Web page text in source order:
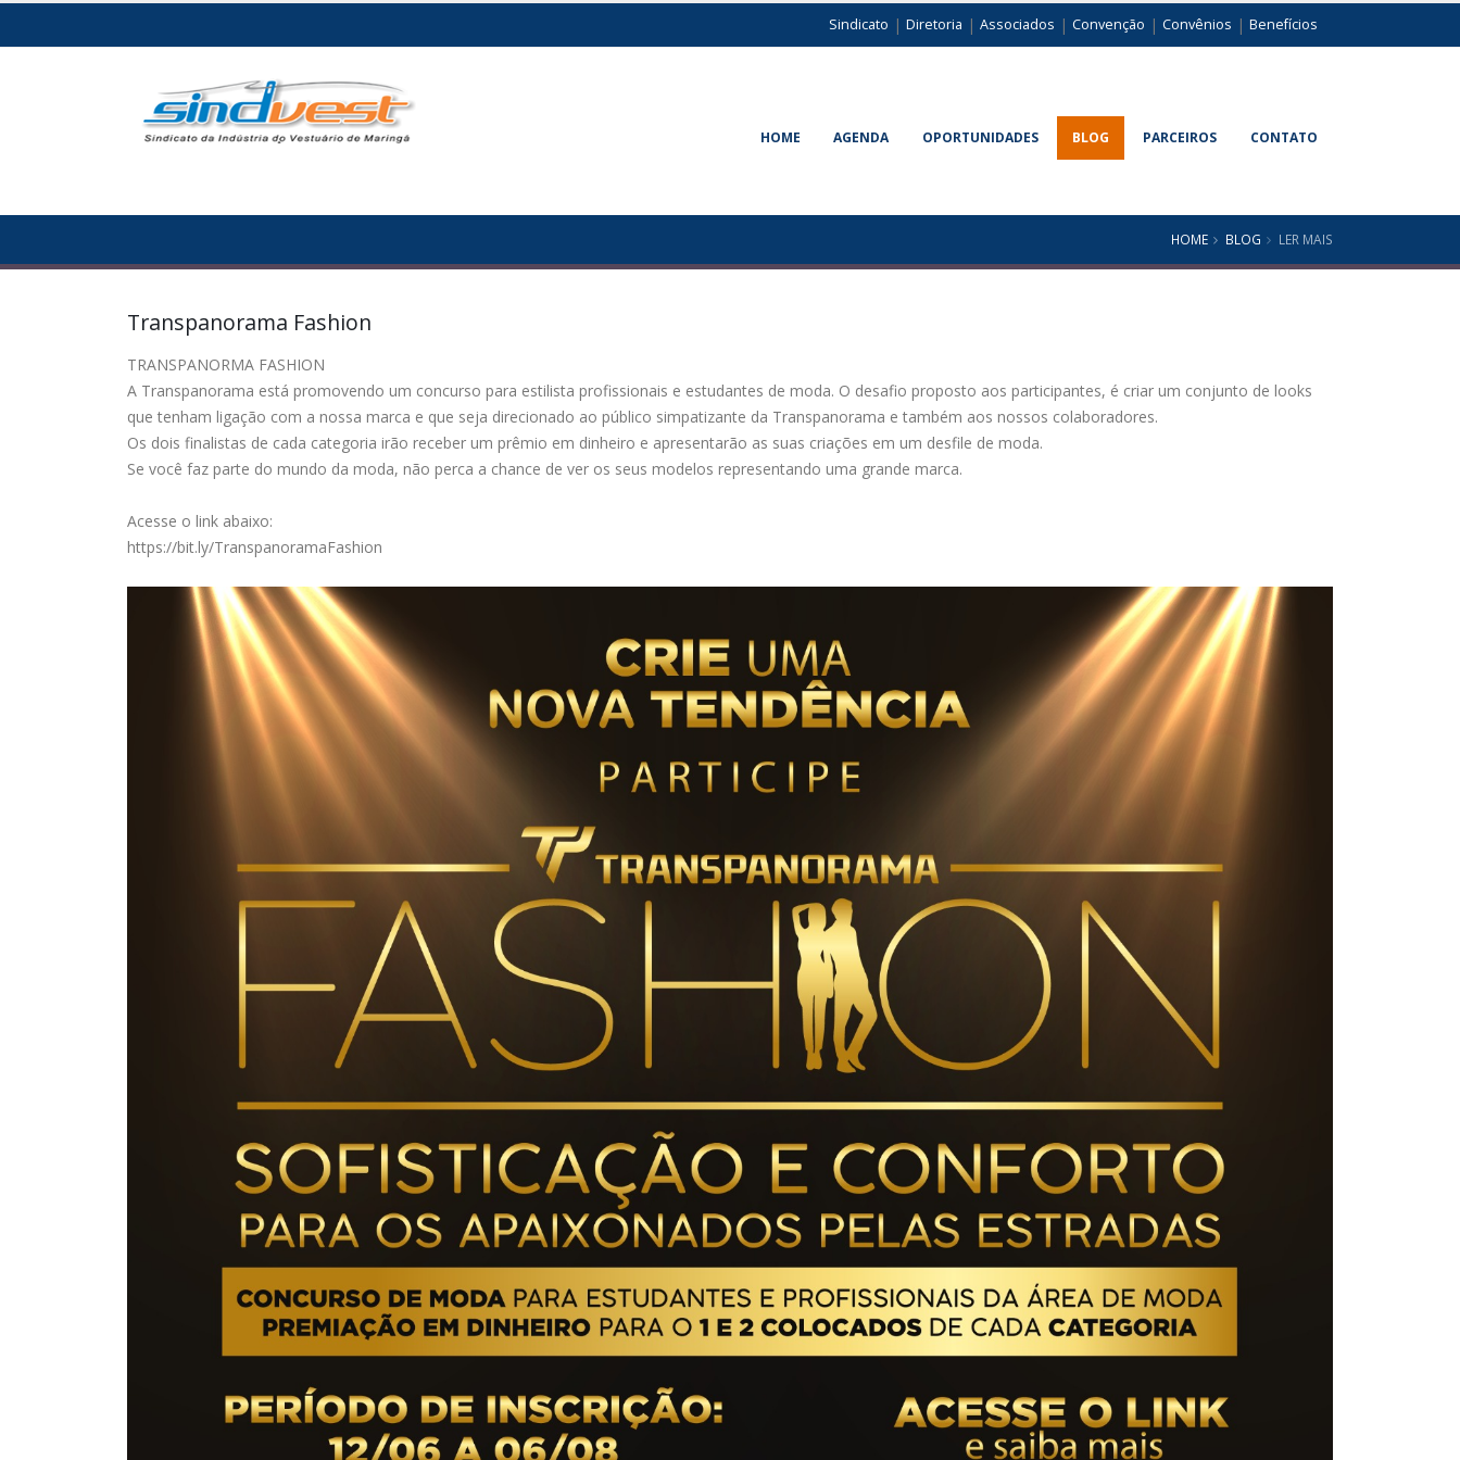
Sindicato | Diretoria | Associados | Convenção | Convênios | Benefícios
HOME AGENDA OPORTUNIDADES BLOG PARCEIROS CONTATO
HOME BLOG LER MAIS
Transpanorama Fashion
TRANSPANORMA FASHION
A Transpanorama está promovendo um concurso para estilista profissionais e estudantes de moda. O desafio proposto aos participantes, é criar um conjunto de looks
que tenham ligação com a nossa marca e que seja direcionado ao público simpatizante da Transpanorama e também aos nossos colaboradores.
Os dois finalistas de cada categoria irão receber um prêmio em dinheiro e apresentarão as suas criações em um desfile de moda.
Se você faz parte do mundo da moda, não perca a chance de ver os seus modelos representando uma grande marca.
Acesse o link abaixo:
https://bit.ly/TranspanoramaFashion